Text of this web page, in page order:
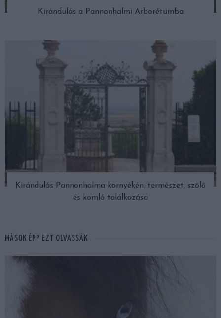
Kirándulás a Pannonhalmi Arborétumba
Kirándulás Pannonhalma környékén: természet, szőlő
és komló találkozása
MÁSOK ÉPP EZT OLVASSÁK